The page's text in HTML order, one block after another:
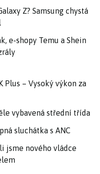
Z? Samsung chystá
e-shopy Temu a Shein
Plus – Vysoký výkon za
vybavená střední třída
sluchátka s ANC
jsme nového vládce